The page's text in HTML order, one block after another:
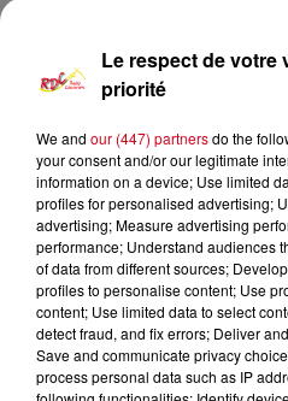
Mémoire du Couserans
RDC
Mémoires du Couserans
0:00
Le respect de votre
priorité
We and our (447) partnersdo the
your consent and/or our legitimate
information on a device; Use limited
profiles for personalised advertising;
advertising; Measure advertising
performance; Understand audiences
of data from different sources;
profiles to personalise content; Use
content; Use limited data to select
detect fraud, and fix errors; Deliver
Save and communicate privacy
process personal data such as IP